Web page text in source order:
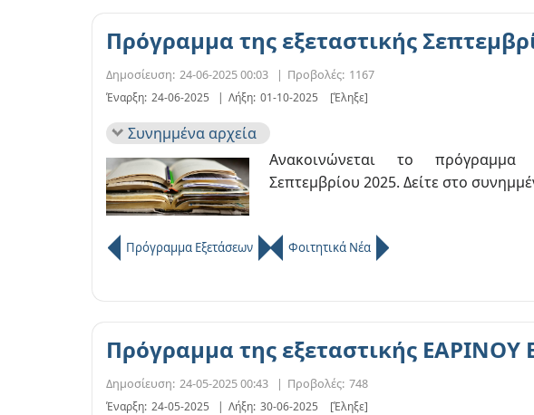
Πρόγραμμα της εξεταστικής
Δημοσίευση: 24-06-2025 00:03 | Προβολές: 1167
Έναρξη: 24-06-2025 | Λήξη: 01-10-2025 [Έληξε]
Συνημμένα αρχεία
Ανακοινώνεται το πρόγραμμα
Σεπτεμβρίου 2025. Δείτε στο
Πρόγραμμα Εξετάσεων Φοιτητικά Νέα
Πρόγραμμα της εξεταστικής ΕΑΡΙΝΟΥ
Δημοσίευση: 24-05-2025 00:43 | Προβολές: 748
Έναρξη: 24-05-2025 | Λήξη: 30-06-2025 [Έληξε]